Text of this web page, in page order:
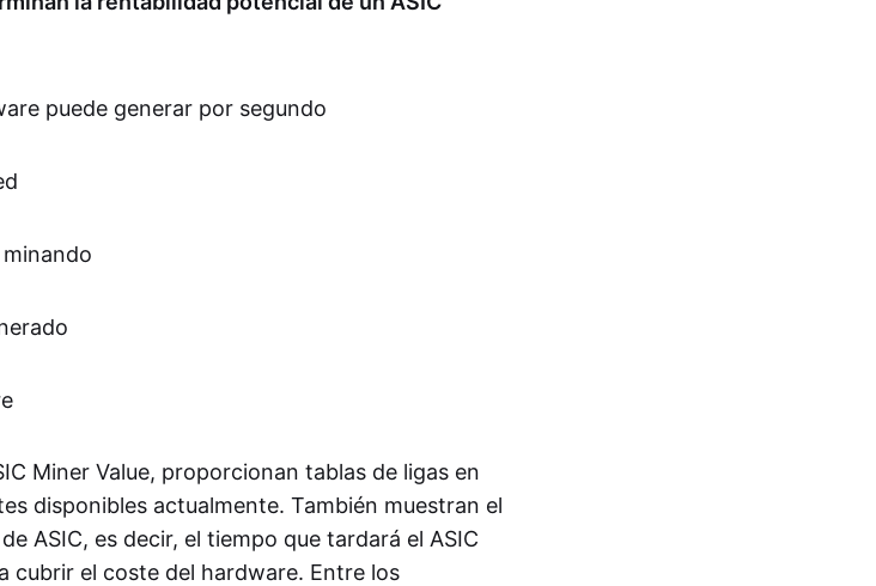
puede generar por segundo
Miner Value, proporcionan tablas de ligas en
disponibles actualmente. También muestran el
ASIC, es decir, el tiempo que tardará el ASIC
cubrir el coste del hardware. Entre los